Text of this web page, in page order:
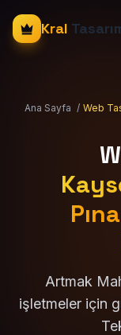
Kral
Ana Sayfa / Web
Artmak
işletmeler için